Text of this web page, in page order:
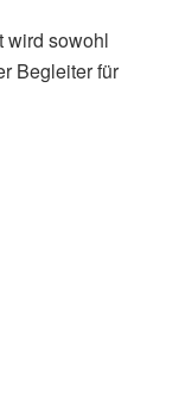
wird sowohl
Begleiter für